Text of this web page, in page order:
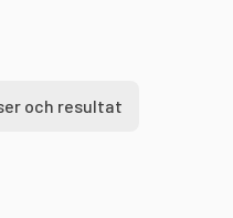
och resultat